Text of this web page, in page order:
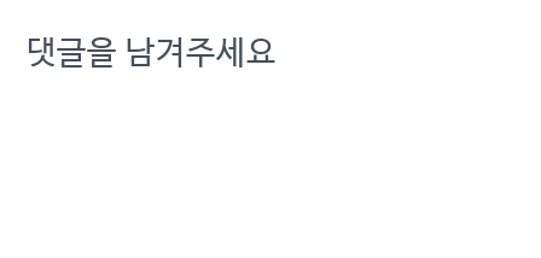
댓글을 남겨주세요